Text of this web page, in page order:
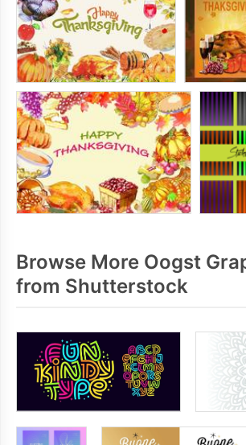
Browse More Oogst
from Shutterstock